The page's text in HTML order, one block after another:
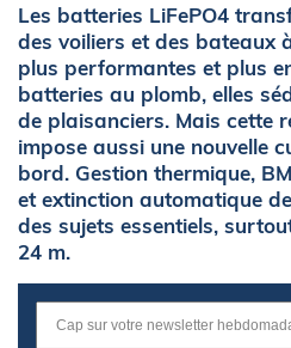
Les batteries LiFePO4
des voiliers et des bateaux
plus performantes et plus
batteries au plomb, elles
de plaisanciers. Mais cette
impose aussi une nouvelle
bord. Gestion thermique,
et extinction automatique
des sujets essentiels,
24 m.